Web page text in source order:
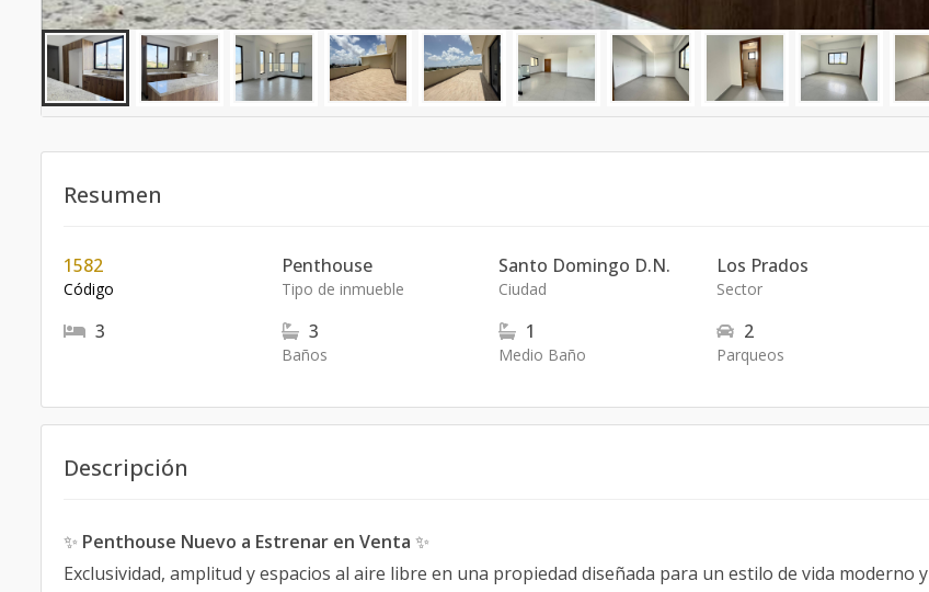
Resumen
1582
Código
Penthouse
Tipo de inmueble
Santo Domingo D.N.
Ciudad
Los Prados
Sector
3 3
Baños
1
Medio Baño
2
Parqueos
Descripción
✨ Penthouse Nuevo a Estrenar en Venta ✨
Exclusividad, amplitud y espacios al aire libre en una propiedad diseñada para un estilo de vida moderno y